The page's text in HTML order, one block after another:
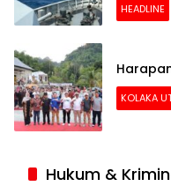
HEADLINE
KOLAKA
Hukum &